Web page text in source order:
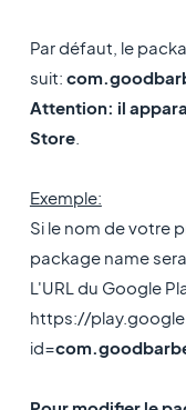
Par défaut, le
suit:
Attention: il
Store.
Exemple:
Si le nom de votre
package name
L'URL du Google
https://
id=